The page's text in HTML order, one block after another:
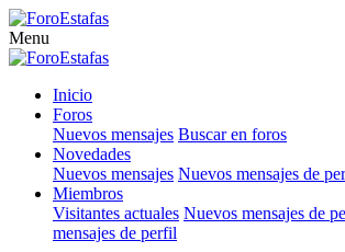
Menu
Inicio
Foros
Nuevos mensajes Buscar en foros
Novedades
Nuevos mensajes Nuevos mensajes de
Miembros
Visitantes actuales Nuevos mensajes de
mensajes de perfil